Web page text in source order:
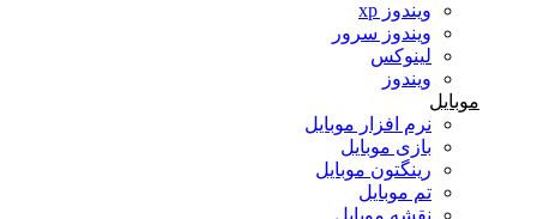
ویندوز سرور
لینوکس
نرم افزار موبایل
بازی موبایل
رینگتون موبایل
تم موبایل
نقشه موبایل